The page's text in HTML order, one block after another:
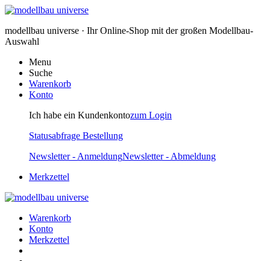
modellbau universe · Ihr Online-Shop mit der großen Modellbau-
Auswahl
Menu
Suche
Warenkorb
Konto
Ich habe ein Kundenkontozum Login
Statusabfrage Bestellung
Newsletter - AnmeldungNewsletter - Abmeldung
Merkzettel
Warenkorb
Konto
Merkzettel